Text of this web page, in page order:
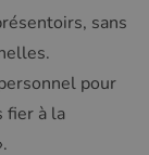
sans
pour
fier à la